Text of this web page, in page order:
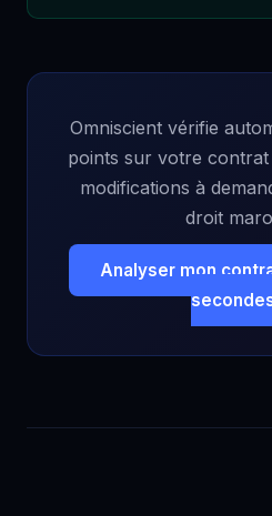
Omniscient vérifie
points sur votre
modifications à
droit
Analyser mon